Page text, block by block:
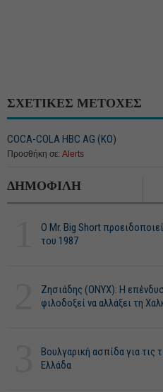
ΣΧΕΤΙΚΕΣ ΜΕΤΟΧΕΣ
COCA-COLA HBC AG (ΚΟ)
Προσθήκη σε: Alerts
ΔΗΜΟΦΙΛΗ
O Mr. Big Short
του 1987
Ζησιάδης (ONYX): Η
φιλοδοξεί να αλλάξει τη
Βουλγαρική ασπίδα για τις
Ελλάδα